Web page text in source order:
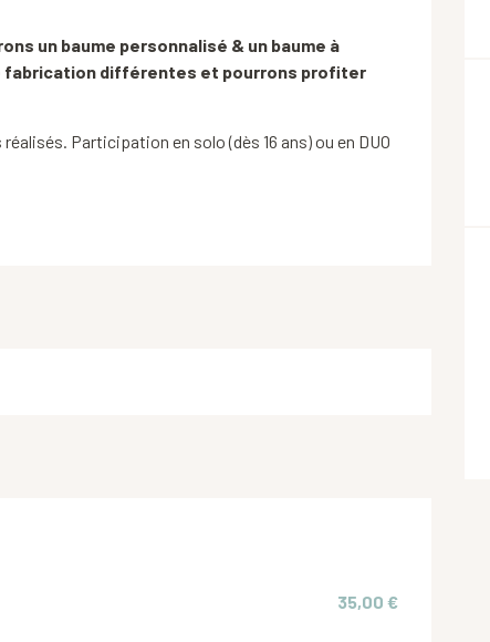
un baume personnalisé & un baume à
fabrication différentes et pourrons profiter
Participation en solo (dès 16 ans) ou en DUO
35,00 €